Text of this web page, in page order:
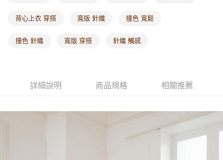
每筆NT$60，滿NT$1,000(含以上)免運費
背心上衣 穿搭 寬版 針織 撞色 寬鬆
撞色 針織 寬版 穿搭 針織 觸感
詳細說明 商品規格 相關推薦